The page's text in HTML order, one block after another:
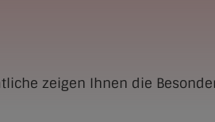
zeigen Ihnen die